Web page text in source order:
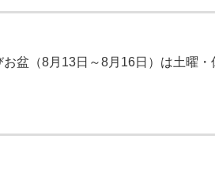
盆（8月13日～8月16日）は土曜